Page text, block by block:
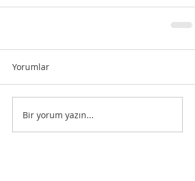
Yorumlar
Bir yorum yazın...